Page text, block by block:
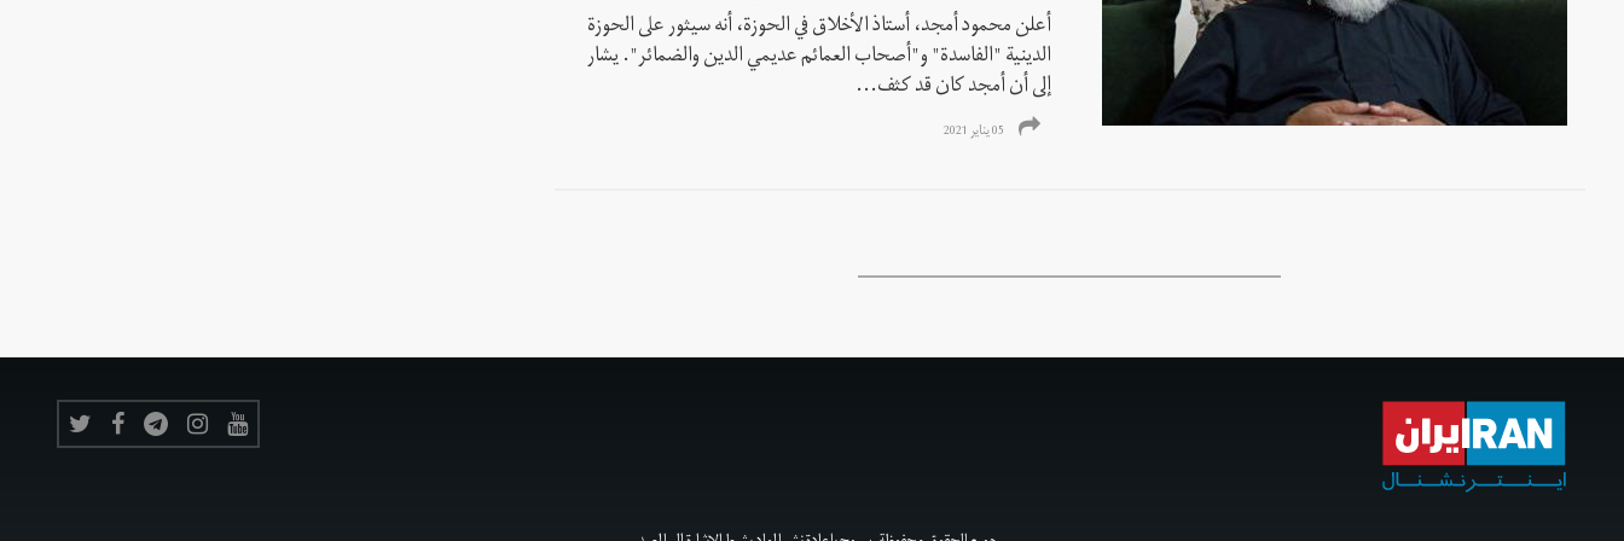
أعلن محمود أمجد، أستاذ الأخلاق في الحوزة، أنه سيثور على الحوزة
الدينية "الفاسدة" و"أصحاب العمائم عديمي الدين والضمائر". يشار
إلى أن أمجد كان قد كثف...
05 يناير 2021